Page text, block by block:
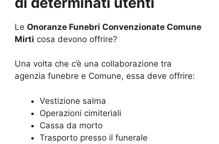
Le Onoranze Funebri Convenzionate Comune
Mirti cosa devono offrire?
Una volta che c’è una collaborazione tra
agenzia funebre e Comune, essa deve offrire:
Vestizione salma
Operazioni cimiteriali
Cassa da morto
Trasporto presso il funerale